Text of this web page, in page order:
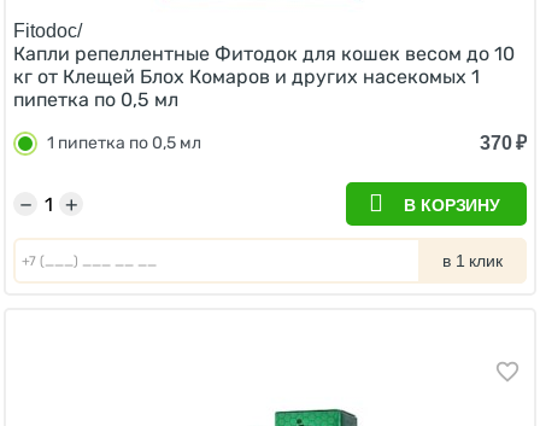
Fitodoc/
Капли репеллентные Фитодок для кошек весом до 10
кг от Клещей Блох Комаров и других насекомых 1
пипетка по 0,5 мл
1 пипетка по 0,5 мл 370₽
+
− В КОРЗИНУ
в 1 клик